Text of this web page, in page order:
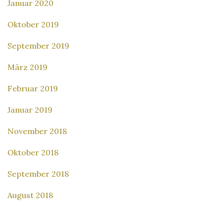
Januar 2020
Oktober 2019
September 2019
März 2019
Februar 2019
Januar 2019
November 2018
Oktober 2018
September 2018
August 2018